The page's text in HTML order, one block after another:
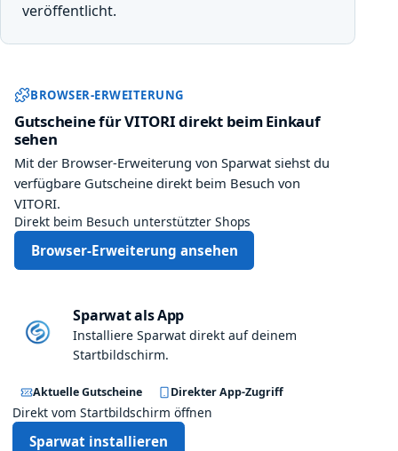
veröffentlicht.
Sparwat Browser-Erweiterung und
BROWSER-ERWEITERUNG
Gutscheine für VITORI direkt beim Einkauf
sehen
Mit der Browser-Erweiterung von Sparwat siehst du
verfügbare Gutscheine direkt beim Besuch von
VITORI.
Direkt beim Besuch unterstützter Shops
Browser-Erweiterung ansehen
Sparwat als App
Installiere Sparwat direkt auf deinem
Startbildschirm.
Aktuelle Gutscheine Direkter App-Zugriff
Direkt vom Startbildschirm öffnen
Sparwat installieren